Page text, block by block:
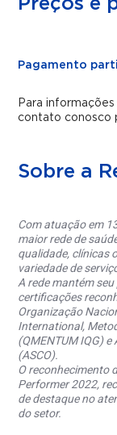
Preços e
Pagamento
Para
contato
Sobre a
Com atuação em
maior rede de
qualidade, clínicas
variedade de
A rede mantém
certificações
Organização
International,
(QMENTUM IQG)
(ASCO).
O reconhecimento
Performer 2022,
de destaque no
do setor.